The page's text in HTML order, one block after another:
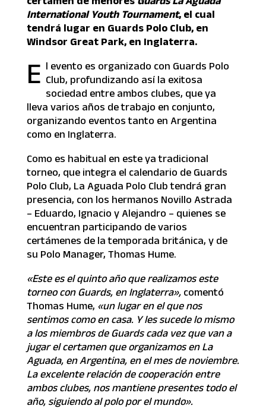
International Youth Tournament, el cual
tendrá lugar en Guards Polo Club, en
Windsor Great Park, en Inglaterra.
E l evento es organizado con Guards Polo
Club, profundizando así la exitosa
sociedad entre ambos clubes, que ya
lleva varios años de trabajo en conjunto,
organizando eventos tanto en Argentina
como en Inglaterra.
Como es habitual en este ya tradicional
torneo, que integra el calendario de Guards
Polo Club, La Aguada Polo Club tendrá gran
presencia, con los hermanos Novillo Astrada
– Eduardo, Ignacio y Alejandro – quienes se
encuentran participando de varios
certámenes de la temporada británica, y de
su Polo Manager, Thomas Hume.
«Este es el quinto año que realizamos este
torneo con Guards, en Inglaterra», comentó
Thomas Hume, «un lugar en el que nos
sentimos como en casa. Y les sucede lo mismo
a los miembros de Guards cada vez que van a
jugar el certamen que organizamos en La
Aguada, en Argentina, en el mes de noviembre.
La excelente relación de cooperación entre
ambos clubes, nos mantiene presentes todo el
año, siguiendo al polo por el mundo».